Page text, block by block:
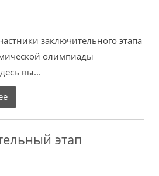
заключительного этапа
олимпиады
вы...
этап